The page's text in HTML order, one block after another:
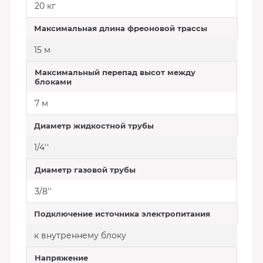
20 кг
Максимальная длина фреоновой трассы
15 м
Максимальный перепад высот между
блоками
7 м
Диаметр жидкостной трубы
1/4''
Диаметр газовой трубы
3/8''
Подключение источника электропитания
к внутреннему блоку
Напряжение